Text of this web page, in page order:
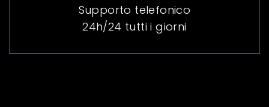
Supporto telefonico
24h/24 tutti i giorni